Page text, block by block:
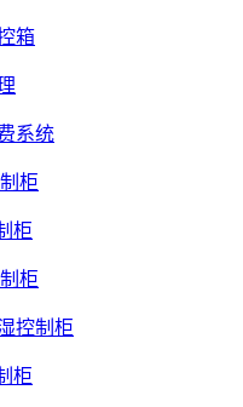
箱
系统
柜
柜
柜
控制柜
柜